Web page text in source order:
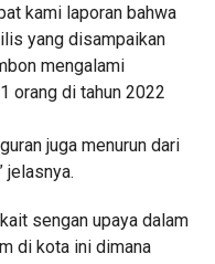
kami laporan bahwa
yang disampaikan
mengalami
orang di tahun 2022
juga menurun dari
jelasnya.
sengan upaya dalam
di kota ini dimana